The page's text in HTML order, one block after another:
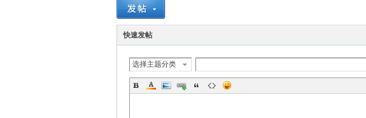
快速发帖
选择主题分类